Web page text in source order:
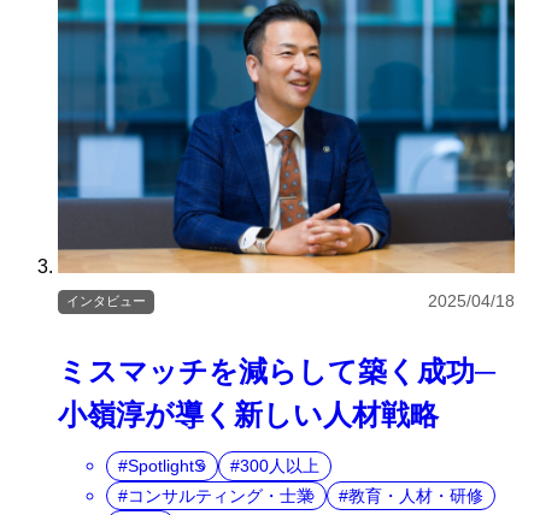
ミスマッチを減らして築く成功─
小嶺淳が導く新しい人材戦略
インタビュー 2025/04/18
SpotlightS
300人以上
コンサルティング・士業
教育・人材・研修